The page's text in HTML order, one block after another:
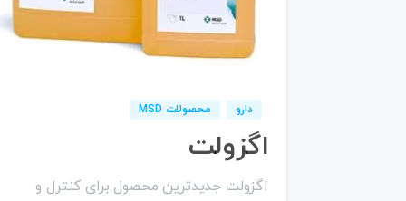
۰ 2
دارو محصولات MSD
اگزولت
اگزولت جدیدترین محصول برای کنترل و